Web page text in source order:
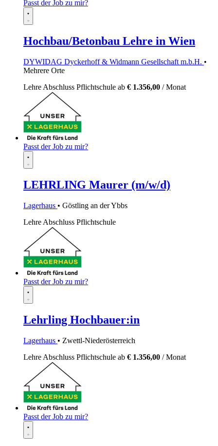
Passt der Job zu mir?
Hochbau/Betonbau Lehre in Wien
DYWIDAG Dyckerhoff & Widmann Gesellschaft m.b.H. •
Mehrere Orte
Lehre Abschluss Pflichtschule ab € 1.356,00 / Monat
Passt der Job zu mir?
LEHRLING Maurer (m/w/d)
Lagerhaus • Göstling an der Ybbs
Lehre Abschluss Pflichtschule
Passt der Job zu mir?
Lehrling Hochbauer:in
Lagerhaus • Zwettl-Niederösterreich
Lehre Abschluss Pflichtschule ab € 1.356,00 / Monat
Passt der Job zu mir?